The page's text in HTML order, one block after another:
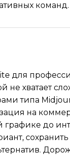
команд.
для
не хватает
типа
на
до
сохранить